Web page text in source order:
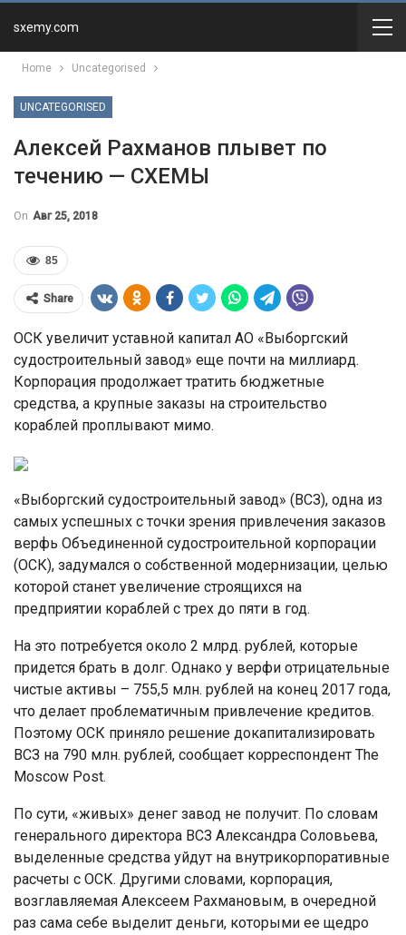
sxemy.com
Home Uncategorised
UNCATEGORISED
Алексей Рахманов плывет по
течению — СХЕМЫ
On Авг 25, 2018
85
Share
ОСК увеличит уставной капитал АО «Выборгский
судостроительный завод» еще почти на миллиард.
Корпорация продолжает тратить бюджетные
средства, а крупные заказы на строительство
кораблей проплывают мимо.
«Выборгский судостроительный завод» (ВСЗ), одна из
самых успешных с точки зрения привлечения заказов
верфь Объединенной судостроительной корпорации
(ОСК), задумался о собственной модернизации, целью
которой станет увеличение строящихся на
предприятии кораблей с трех до пяти в год.
На это потребуется около 2 млрд. рублей, которые
придется брать в долг. Однако у верфи отрицательные
чистые активы – 755,5 млн. рублей на конец 2017 года,
что делает проблематичным привлечение кредитов.
Поэтому ОСК приняло решение докапитализировать
ВСЗ на 790 млн. рублей, сообщает корреспондент The
Moscow Post.
По сути, «живых» денег завод не получит. По словам
генерального директора ВСЗ Александра Соловьева,
выделенные средства уйдут на внутрикорпоративные
расчеты с ОСК. Другими словами, корпорация,
возглавляемая Алексеем Рахмановым, в очередной
раз сама себе выделит деньги, которыми ее щедро